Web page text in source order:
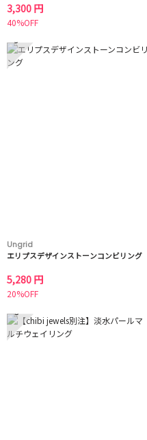
3,300 円
40%OFF
3
Ungrid
エリプスデザインストーンコンビリング
5,280 円
20%OFF
5